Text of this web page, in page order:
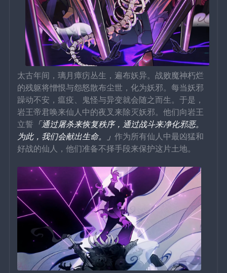
太古年间，璃月瘴疠丛生，遍布妖异。战败魔神朽烂
的残躯将憎恨与怨怒散布尘世，化为妖邪。每当妖邪
躁动不安，瘟疫、鬼怪与异变就会随之而生。于是，
岩王帝君唤来仙人中的夜叉来除灭妖邪。他们向岩王
立誓 「通过屠杀来恢复秩序，通过战斗来净化邪恶。
为此，我们会献出生命。」作为所有仙人中最凶猛和
好战的仙人，他们准备不择手段来保护这片土地。